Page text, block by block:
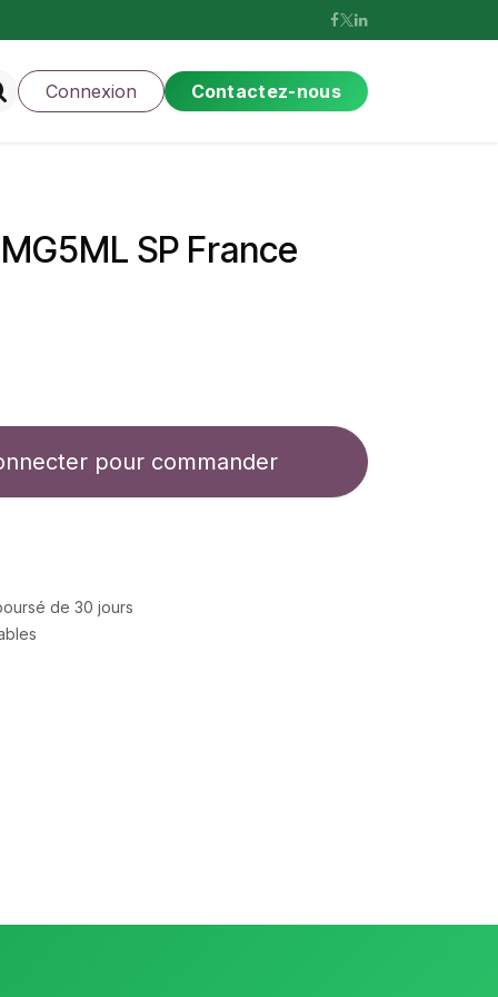
Connexion Contactez-nous
SP France
pour commander
de 30 jours